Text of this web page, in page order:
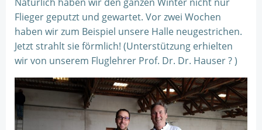
Flieger geputzt und gewartet. Vor zwei Wochen
haben wir zum Beispiel unsere Halle neugestrichen.
Jetzt strahlt sie förmlich! (Unterstützung erhielten
wir von unserem Fluglehrer Prof. Dr. Dr. Hauser ? )